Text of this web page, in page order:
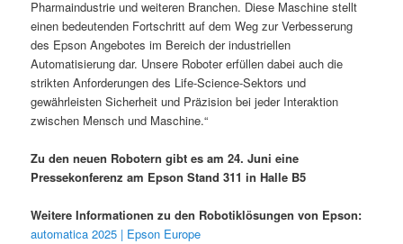
Pharmaindustrie und weiteren Branchen. Diese Maschine stellt
einen bedeutenden Fortschritt auf dem Weg zur Verbesserung
des Epson Angebotes im Bereich der industriellen
Automatisierung dar. Unsere Roboter erfüllen dabei auch die
strikten Anforderungen des Life-Science-Sektors und
gewährleisten Sicherheit und Präzision bei jeder Interaktion
zwischen Mensch und Maschine.“
Zu den neuen Robotern gibt es am 24. Juni eine
Pressekonferenz am Epson Stand 311 in Halle B5
Weitere Informationen zu den Robotiklösungen von Epson:
automatica 2025 | Epson Europe